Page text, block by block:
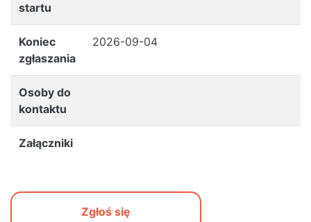
startu
Koniec
zgłaszania
2026-09-04
Osoby do
kontaktu
Załączniki
Zgłoś się